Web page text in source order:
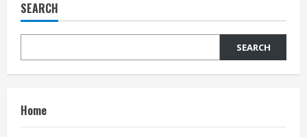
SEARCH
SEARCH
Home